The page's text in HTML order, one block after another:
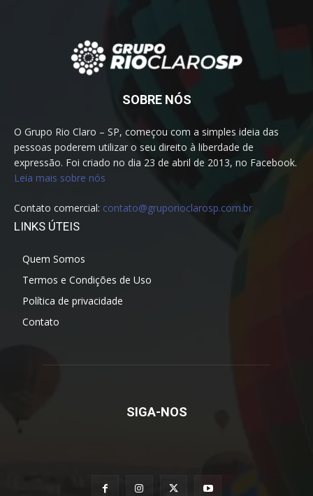
SOBRE NÓS
O Grupo Rio Claro – SP, começou com a simples ideia das
pessoas poderem utilizar o seu direito à liberdade de
expressão. Foi criado no dia 23 de abril de 2013, no Facebook.
Leia mais sobre nós
Contato comercial: contato@gruporioclarosp.com.br
LINKS ÚTEIS
Quem Somos
Termos e Condições de Uso
Política de privacidade
Contato
SIGA-NOS